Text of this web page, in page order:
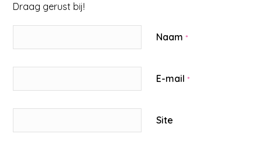
Draag gerust bij!
Naam*
E-mail*
Site